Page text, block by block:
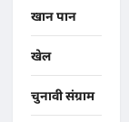
खान पान
खेल
चुनावी संग्राम